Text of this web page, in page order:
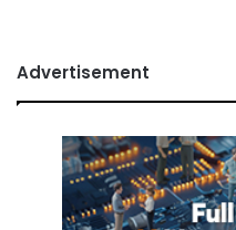
Advertisement